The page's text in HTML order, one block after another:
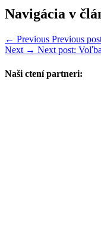
Navigácia v
← Previous Previous
Next → Next post:
Naši ctení partneri: